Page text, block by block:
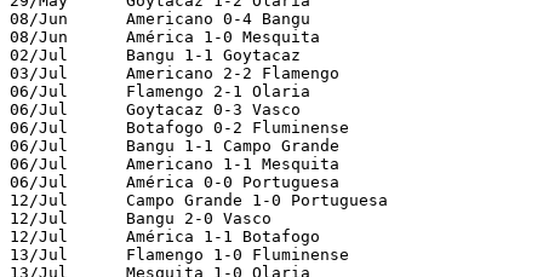
08/Jun      Americano 0-4 Bangu
08/Jun      América 1-0 Mesquita
02/Jul      Bangu 1-1 Goytacaz
03/Jul      Americano 2-2 Flamengo
06/Jul      Flamengo 2-1 Olaria
06/Jul      Goytacaz 0-3 Vasco
06/Jul      Botafogo 0-2 Fluminense
06/Jul      Bangu 1-1 Campo Grande
06/Jul      Americano 1-1 Mesquita
06/Jul      América 0-0 Portuguesa
12/Jul      Campo Grande 1-0 Portuguesa
12/Jul      Bangu 2-0 Vasco
12/Jul      América 1-1 Botafogo
13/Jul      Flamengo 1-0 Fluminense
13/Jul      Mesquita 1-0 Olaria